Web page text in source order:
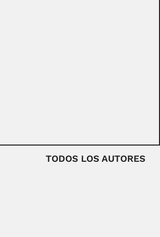
TODOS LOS AUTORES